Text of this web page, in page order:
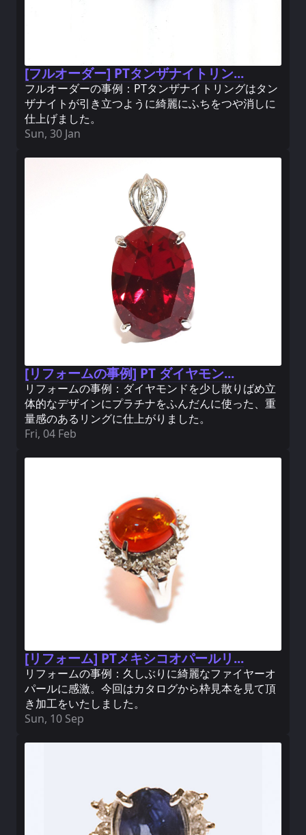
[フルオーダー] PTタンザナイトリン...
フルオーダーの事例：PTタンザナイトリングはタン
ザナイトが引き立つように綺麗にふちをつや消しに
仕上げました。
Sun, 30 Jan
[リフォームの事例] PT ダイヤモン...
リフォームの事例：ダイヤモンドを少し散りばめ立
体的なデザインにプラチナをふんだんに使った、重
量感のあるリングに仕上がりました。
Fri, 04 Feb
[リフォーム] PTメキシコオパールリ...
リフォームの事例：久しぶりに綺麗なファイヤーオ
パールに感激。今回はカタログから枠見本を見て頂
き加工をいたしました。
Sun, 10 Sep